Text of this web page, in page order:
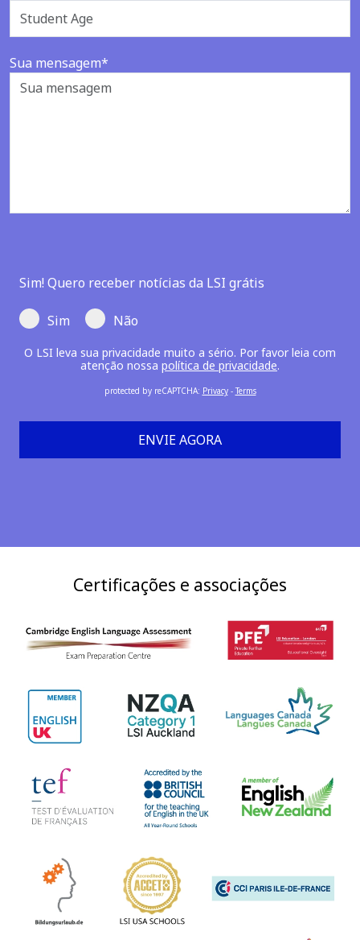
Sua mensagem*
Sim! Quero receber notícias da LSI grátis
Sim Não
O LSI leva sua privacidade muito a sério. Por favor leia com
atenção nossa política de privacidade.
protected by reCAPTCHA: Privacy- Terms
ENVIE AGORA
Certificações e associações